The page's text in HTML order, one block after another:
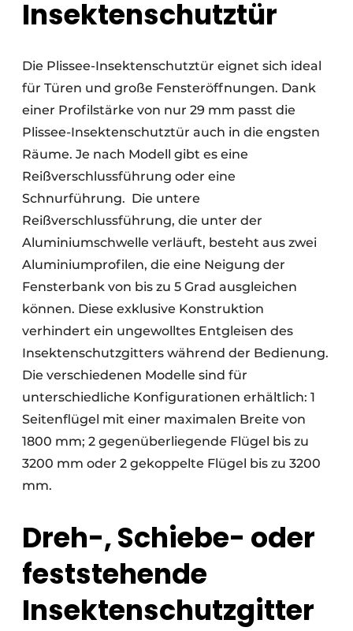
Insektenschutztür
Die Plissee-Insektenschutztür eignet sich ideal
für Türen und große Fensteröffnungen. Dank
einer Profilstärke von nur 29 mm passt die
Plissee-Insektenschutztür auch in die engsten
Räume. Je nach Modell gibt es eine
Reißverschlussführung oder eine
Schnurführung. Die untere
Reißverschlussführung, die unter der
Aluminiumschwelle verläuft, besteht aus zwei
Aluminiumprofilen, die eine Neigung der
Fensterbank von bis zu 5 Grad ausgleichen
können. Diese exklusive Konstruktion
verhindert ein ungewolltes Entgleisen des
Insektenschutzgitters während der Bedienung.
Die verschiedenen Modelle sind für
unterschiedliche Konfigurationen erhältlich: 1
Seitenflügel mit einer maximalen Breite von
1800 mm; 2 gegenüberliegende Flügel bis zu
3200 mm oder 2 gekoppelte Flügel bis zu 3200
mm.
Dreh-, Schiebe- oder
feststehende
Insektenschutzgitter